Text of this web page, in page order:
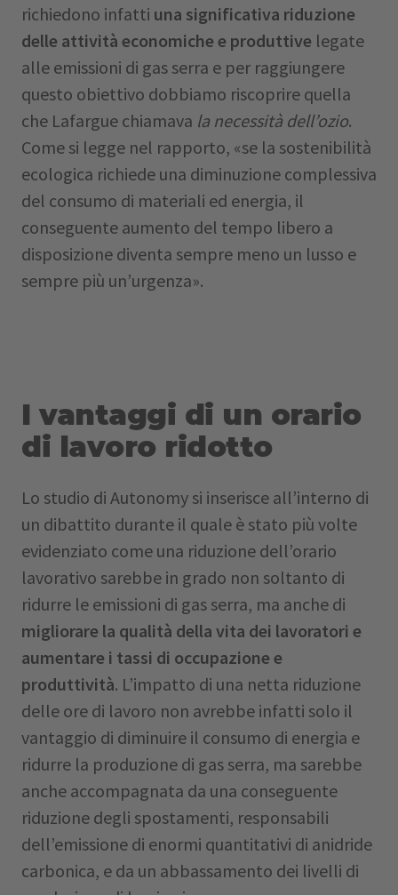
richiedono infatti una significativa riduzione
delle attività economiche e produttive legate
alle emissioni di gas serra e per raggiungere
questo obiettivo dobbiamo riscoprire quella
che Lafargue chiamava la necessità dell’ozio.
Come si legge nel rapporto, «se la sostenibilità
ecologica richiede una diminuzione complessiva
del consumo di materiali ed energia, il
conseguente aumento del tempo libero a
disposizione diventa sempre meno un lusso e
sempre più un’urgenza».
I vantaggi di un orario
di lavoro ridotto
Lo studio di Autonomy si inserisce all’interno di
un dibattito durante il quale è stato più volte
evidenziato come una riduzione dell’orario
lavorativo sarebbe in grado non soltanto di
ridurre le emissioni di gas serra, ma anche di
migliorare la qualità della vita dei lavoratori e
aumentare i tassi di occupazione e
produttività. L’impatto di una netta riduzione
delle ore di lavoro non avrebbe infatti solo il
vantaggio di diminuire il consumo di energia e
ridurre la produzione di gas serra, ma sarebbe
anche accompagnata da una conseguente
riduzione degli spostamenti, responsabili
dell’emissione di enormi quantitativi di anidride
carbonica, e da un abbassamento dei livelli di